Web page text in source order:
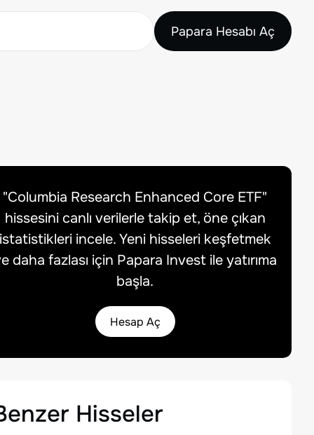
Papara Hesabı Aç
"Columbia Research Enhanced Core ETF"
hissesini canlı verilerle takip et, öne çıkan
istatistikleri incele. Yeni hisseleri keşfetmek
daha fazlası için Papara Invest ile yatırıma
başla.
Hesap Aç
Hisseler